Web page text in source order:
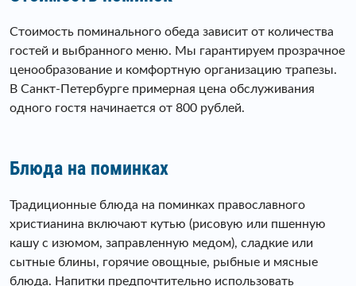
Стоимость поминального обеда зависит от количества
гостей и выбранного меню. Мы гарантируем прозрачное
ценообразование и комфортную организацию трапезы.
В Санкт-Петербурге примерная цена обслуживания
одного гостя начинается от 800 рублей.
Блюда на поминках
Традиционные блюда на поминках православного
христианина включают кутью (рисовую или пшенную
кашу с изюмом, заправленную медом), сладкие или
сытные блины, горячие овощные, рыбные и мясные
блюда. Напитки предпочтительно использовать